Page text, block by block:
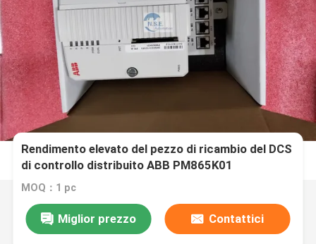
Rendimento elevato del pezzo di ricambio del DCS
di controllo distribuito ABB PM865K01
3BSE031151R1
MOQ：1 pc
Miglior prezzo Contattici